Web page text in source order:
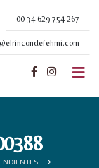
00 34 629 754 267